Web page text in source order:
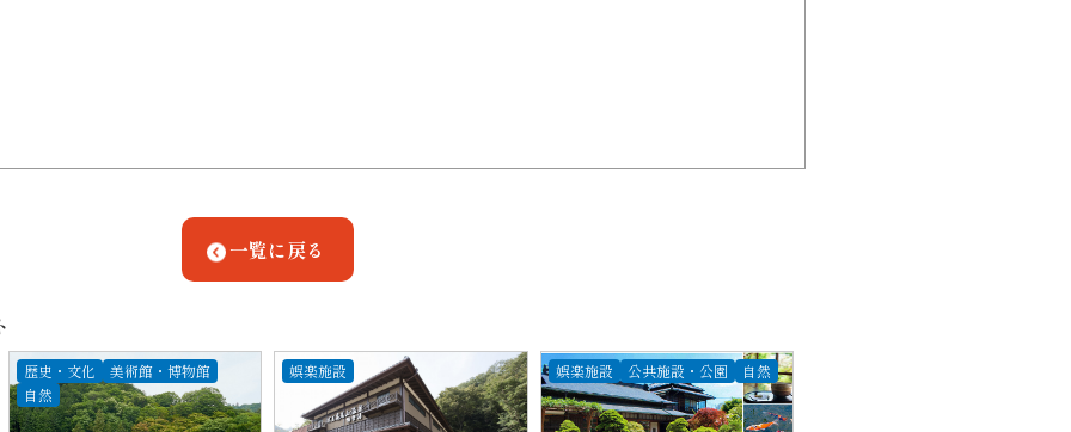
一覧に戻る
歴史・文化
美術館・博物館
自然
娯楽施設 娯楽施設 公共施設・公園 自然